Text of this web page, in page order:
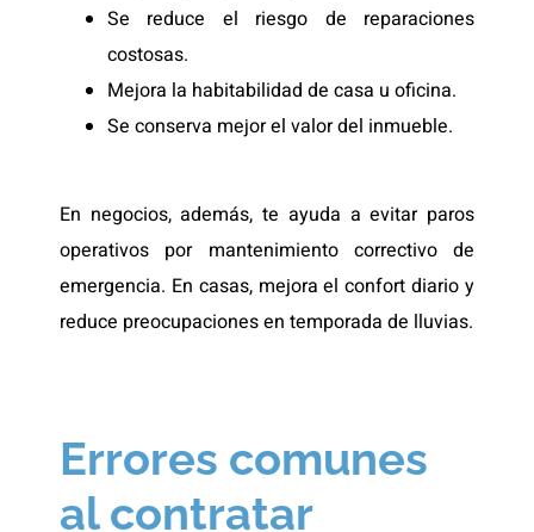
Se reduce el riesgo de reparaciones
costosas.
Mejora la habitabilidad de casa u oficina.
Se conserva mejor el valor del inmueble.
En negocios, además, te ayuda a evitar paros
operativos por mantenimiento correctivo de
emergencia. En casas, mejora el confort diario y
reduce preocupaciones en temporada de lluvias.
Errores comunes
al contratar